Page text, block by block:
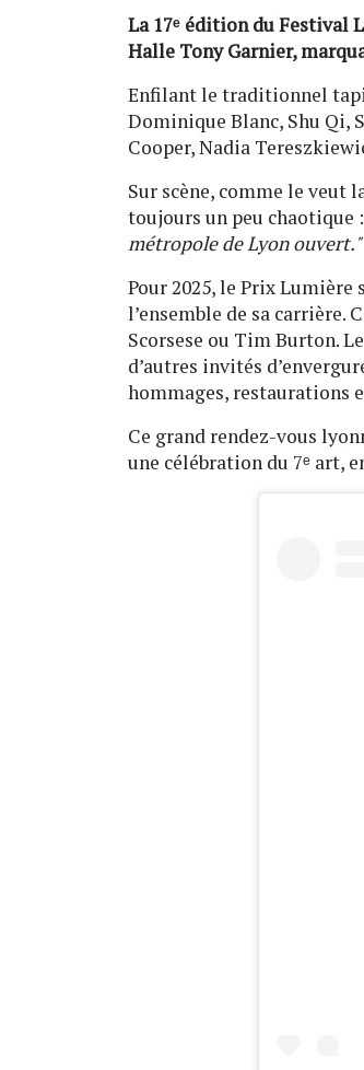
La 17ᵉ édition du Festival
Halle Tony Garnier,
Enfilant le traditionnel
Dominique Blanc, Shu Qi,
Cooper, Nadia
Sur scène, comme le veut
toujours un peu chaotique :
métropole de Lyon ouvert."
Pour 2025, le Prix
l’ensemble de sa carrière.
Scorsese ou Tim Burton.
d’autres invités
hommages, restaurations
Ce grand rendez-vous
une célébration du 7ᵉ art,